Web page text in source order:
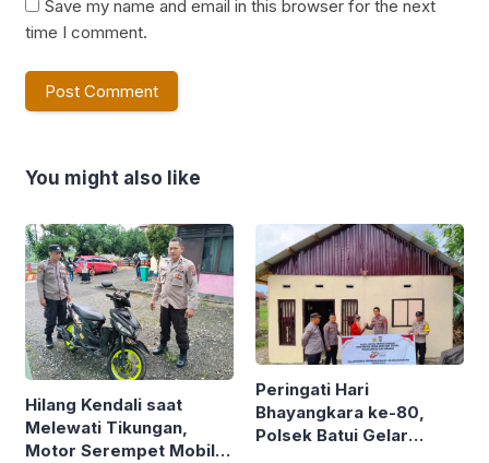
Save my name and email in this browser for the next
time I comment.
You might also like
Hilang Kendali saat
Melewati Tikungan,
Motor Serempet Mobil
Peringati Hari
Bhayangkara ke-80,
Polsek Batui Gelar